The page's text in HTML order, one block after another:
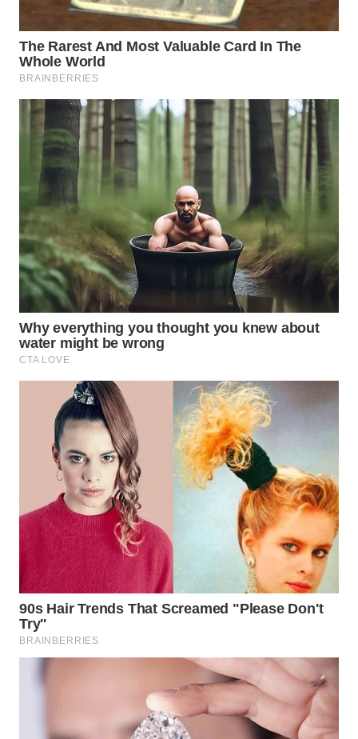
WN
WN
SULSEL
WN
GORONTALO
WN
SULUT
WN
MALUKU
WN
MALUT
WN
WN
DANAU
TOBA
NIAS
WN
LANGKAT
WN
TAPANULI
SELATAN
WN